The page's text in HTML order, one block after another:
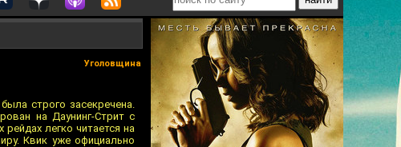
Уголовщина
строго засекречена.
на Даунинг-Стрит с
легко читается на
Квик уже официально